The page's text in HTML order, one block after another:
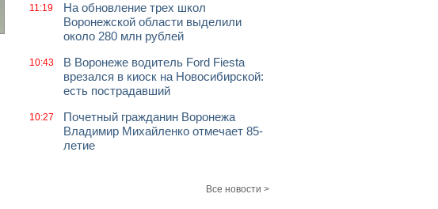
11:19
На обновление трех школ
Воронежской области выделили
около 280 млн рублей
10:43
В Воронеже водитель Ford Fiesta
врезался в киоск на Новосибирской:
есть пострадавший
10:27
Почетный гражданин Воронежа
Владимир Михайленко отмечает 85-
летие
Все новости >